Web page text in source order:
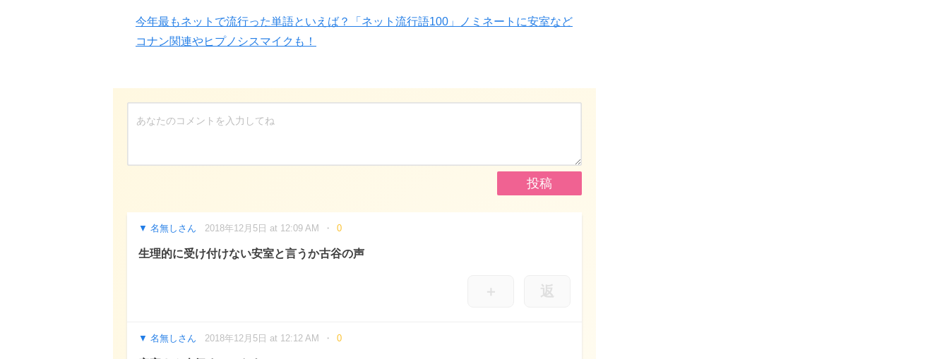
今年最もネットで流行った単語といえば？「ネット流行語100」ノミネートに安室など
コナン関連やヒプノシスマイクも！
名無しさん 2018年12月5日 at 12:09 AM 0
生理的に受け付けない安室と言うか古谷の声
＋ 返
名無しさん 2018年12月5日 at 12:12 AM 0